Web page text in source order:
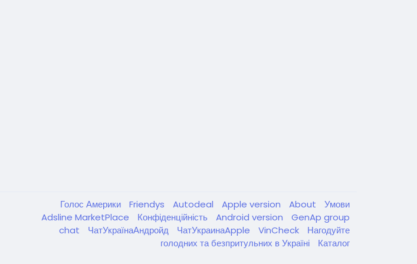
Голос Америки Friendys Autodeal Apple version About
Умови
Adsline MarketPlace
Конфіденційність Android version
GenAp group
chat
ЧатУкраїнаАндройд ЧатУкраинаApple VinCheck
Нагодуйте
голодних та безпритульних в Україні
Каталог